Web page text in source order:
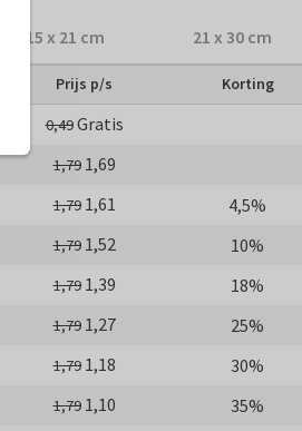
15 x 21 cm 21 x 30 cm
Prijs p/s Korting
0,49Gratis
1,79 1,69
1,79 1,61
4,5%
1,79 1,52
10%
1,79 1,39
18%
1,79 1,27
25%
1,79 1,18
30%
1,79 1,10
35%